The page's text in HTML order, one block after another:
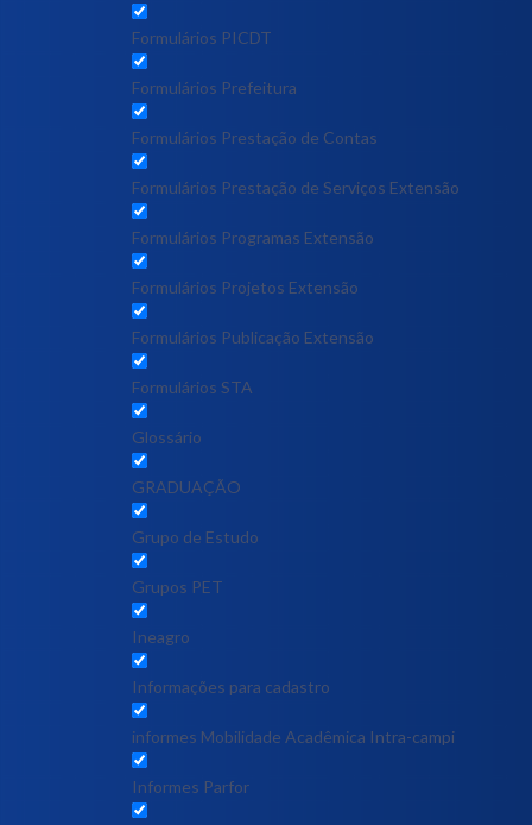
Formulários PICDT
Formulários Prefeitura
Formulários Prestação de Contas
Formulários Prestação de Serviços Extensão
Formulários Programas Extensão
Formulários Projetos Extensão
Formulários Publicação Extensão
Formulários STA
Glossário
GRADUAÇÃO
Grupo de Estudo
Grupos PET
Ineagro
Informações para cadastro
informes Mobilidade Acadêmica Intra-campi
Informes Parfor